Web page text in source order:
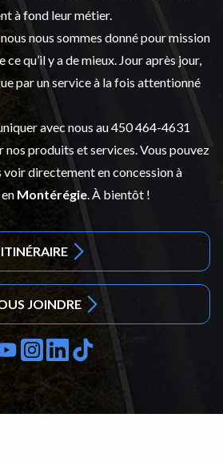
à fond leur métier.
nous sommes donné pour mission
qu’il y a de mieux. Jour après jour,
par un service à la fois attentionné
avec nous au450 464-4631
produits et services. Vous pouvez
voir directement en concession à
, en Montérégie . À bientôt !
ITINÉRAIRE
JOINDRE